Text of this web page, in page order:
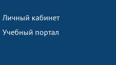
Личный кабинет
Учебный портал